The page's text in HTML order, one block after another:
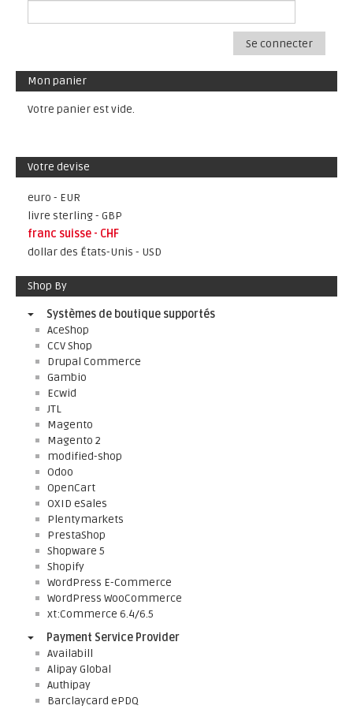
Se connecter
Mon panier
Votre panier est vide.
Votre devise
euro - EUR
livre sterling - GBP
franc suisse - CHF
dollar des États-Unis - USD
Shop By
Systèmes de boutique supportés
AceShop
CCV Shop
Drupal Commerce
Gambio
Ecwid
JTL
Magento
Magento 2
modified-shop
Odoo
OpenCart
OXID eSales
Plentymarkets
PrestaShop
Shopware 5
Shopify
WordPress E-Commerce
WordPress WooCommerce
xt:Commerce 6.4/6.5
Payment Service Provider
Availabill
Alipay Global
Authipay
Barclaycard ePDQ